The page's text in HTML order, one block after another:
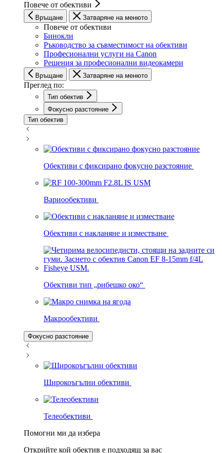
Повече от обективи
Връщане Затваряне на менюто
Повече от обективи
Бинокли
Ръководство за съвместимост на обективи
Професионални услуги на Canon
Решения за професионални видеокамери
Връщане Затваряне на менюто
Преглед по:
Тип обектив
Фокусно разстояние
Тип обектив
Обективи с фиксирано фокусно разстояние
Вариообективи
Обективи с накланяне и изместване
Обективи тип „рибешко око“
Макрообективи
Фокусно разстояние
Широкоъгълни обективи
Телеобективи
Помогни ми да избера
Открийте кой обектив е подходящ за вас